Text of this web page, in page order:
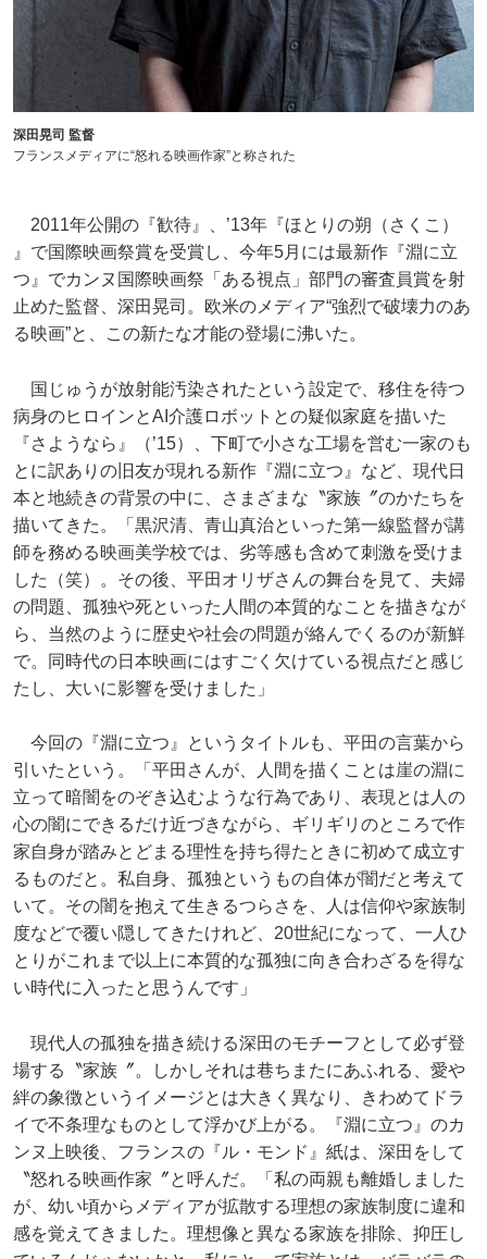
深田晃司 監督
フランスメディアに“怒れる映画作家”と称された
2011年公開の『歓待』、’13年『ほとりの朔（さくこ）
』で国際映画祭賞を受賞し、今年5月には最新作『淵に立
つ』でカンヌ国際映画祭「ある視点」部門の審査員賞を射
止めた監督、深田晃司。欧米のメディア“強烈で破壊力のあ
る映画”と、この新たな才能の登場に沸いた。
国じゅうが放射能汚染されたという設定で、移住を待つ
病身のヒロインとAI介護ロボットとの疑似家庭を描いた
『さようなら』（’15）、下町で小さな工場を営む一家のも
とに訳ありの旧友が現れる新作『淵に立つ』など、現代日
本と地続きの背景の中に、さまざまな〝家族〞のかたちを
描いてきた。「黒沢清、青山真治といった第一線監督が講
師を務める映画美学校では、劣等感も含めて刺激を受けま
した（笑）。その後、平田オリザさんの舞台を見て、夫婦
の問題、孤独や死といった人間の本質的なことを描きなが
ら、当然のように歴史や社会の問題が絡んでくるのが新鮮
で。同時代の日本映画にはすごく欠けている視点だと感じ
たし、大いに影響を受けました」
今回の『淵に立つ』というタイトルも、平田の言葉から
引いたという。「平田さんが、人間を描くことは崖の淵に
立って暗闇をのぞき込むような行為であり、表現とは人の
心の闇にできるだけ近づきながら、ギリギリのところで作
家自身が踏みとどまる理性を持ち得たときに初めて成立す
るものだと。私自身、孤独というもの自体が闇だと考えて
いて。その闇を抱えて生きるつらさを、人は信仰や家族制
度などで覆い隠してきたけれど、20世紀になって、一人ひ
とりがこれまで以上に本質的な孤独に向き合わざるを得な
い時代に入ったと思うんです」
現代人の孤独を描き続ける深田のモチーフとして必ず登
場する〝家族〞。しかしそれは巷ちまたにあふれる、愛や
絆の象徴というイメージとは大きく異なり、きわめてドラ
イで不条理なものとして浮かび上がる。『淵に立つ』のカ
ンヌ上映後、フランスの『ル・モンド』紙は、深田をして
〝怒れる映画作家〞と呼んだ。「私の両親も離婚しました
が、幼い頃からメディアが拡散する理想の家族制度に違和
感を覚えてきました。理想像と異なる家族を排除、抑圧し